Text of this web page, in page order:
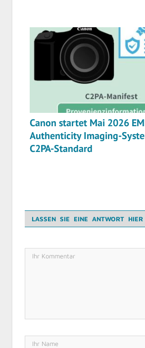
Canon startet Mai 2026
Authenticity Imaging-
C2PA-Standard
LASSEN SIE EINE ANTWORT HIER